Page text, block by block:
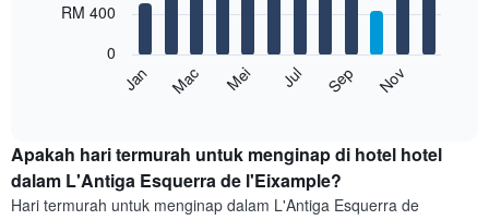
bars.
purata
bilik
setiap
bulan
Jan Mac Mei Jul Sep Nov
0
RM 400
Apakah hari termurah untuk menginap di hotel hotel
dalam L'Antiga Esquerra de l'Eixample?
Hari termurah untuk menginap dalam L'Antiga Esquerra de